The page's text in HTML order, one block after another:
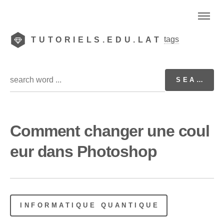
TUTORIELS.EDU.LAT tags
Comment changer une coul
eur dans Photoshop
INFORMATIQUE QUANTIQUE